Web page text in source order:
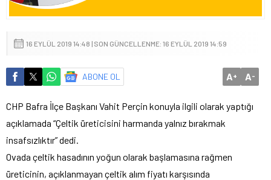
16 EYLÜL 2019 14:48 | SON GÜNCELLENME: 16 EYLÜL 2019 14:59
ABONE OL A+ A-
CHP Bafra İlçe Başkanı Vahit Perçin konuyla ilgili olarak yaptığı
açıklamada “Çeltik üreticisini harmanda yalnız bırakmak
insafsızlıktır” dedi.
Ovada çeltik hasadının yoğun olarak başlamasına rağmen
üreticinin, açıklanmayan çeltik alım fiyatı karşısında